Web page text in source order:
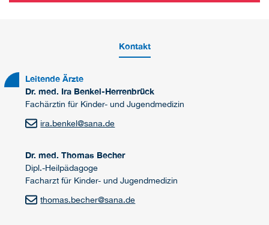
Kontakt
Leitende Ärzte
Dr. med. Ira Benkel-Herrenbrück
Fachärztin für Kinder- und Jugendmedizin
ira.benkel@sana.de
Dr. med. Thomas Becher
Dipl.-Heilpädagoge
Facharzt für Kinder- und Jugendmedizin
thomas.becher@sana.de